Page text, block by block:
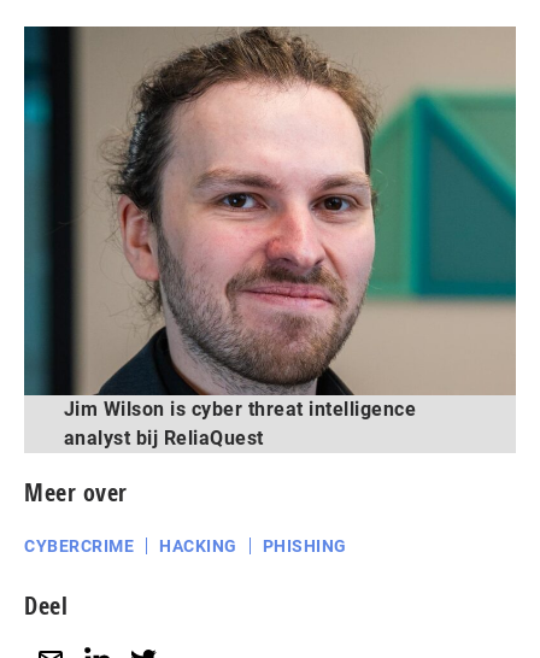
Jim Wilson is cyber threat intelligence
analyst bij ReliaQuest
Meer over
CYBERCRIME HACKING PHISHING
Deel